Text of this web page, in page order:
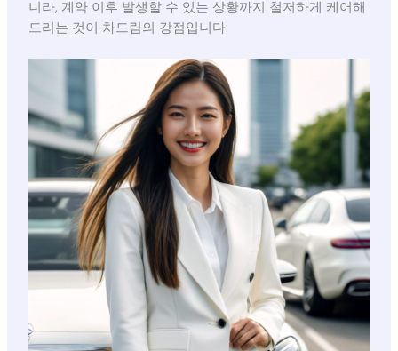
니라, 계약 이후 발생할 수 있는 상황까지 철저하게 케어해
드리는 것이 차드림의 강점입니다.